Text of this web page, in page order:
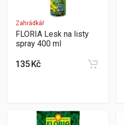
Zahrádkář
FLORIA Lesk na listy
spray 400 ml
135 Kč